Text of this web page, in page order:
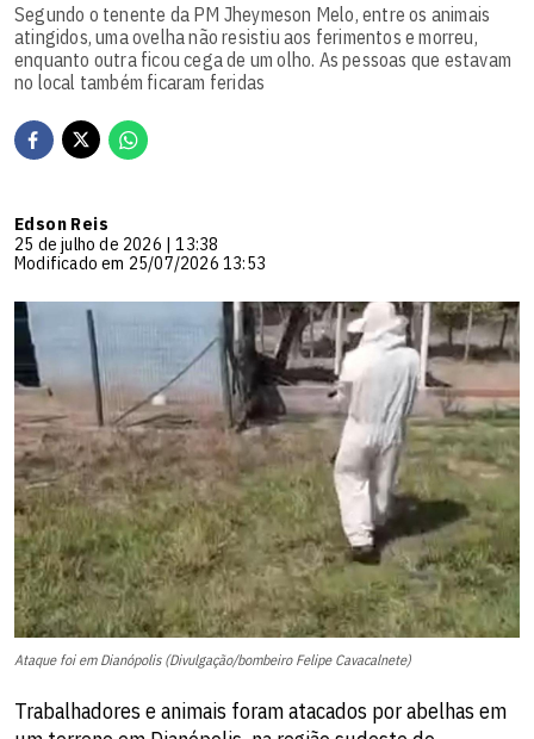
Segundo o tenente da PM Jheymeson Melo, entre os animais
atingidos, uma ovelha não resistiu aos ferimentos e morreu,
enquanto outra ficou cega de um olho. As pessoas que estavam
no local também ficaram feridas
Edson Reis
25 de julho de 2026 | 13:38
Modificado em 25/07/2026 13:53
Ataque foi em Dianópolis (Divulgação/bombeiro Felipe Cavacalnete)
Trabalhadores e animais foram atacados por abelhas em